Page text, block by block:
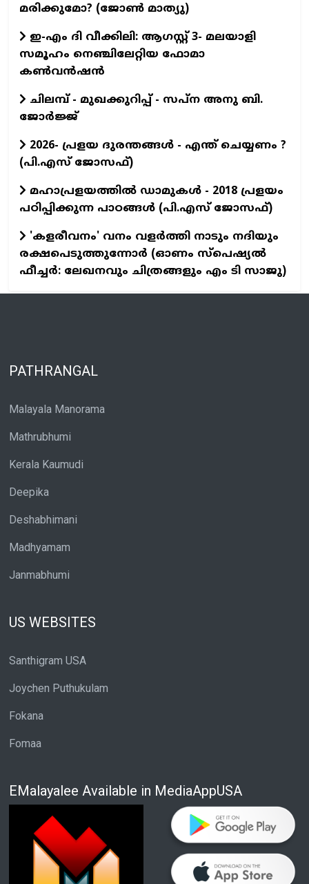
മരിക്കുമോ? (ജോണ്‍ മാത്യു)
ഇ-എം ദി വീക്കിലി: ആഗസ്റ്റ് 3- മലയാളി
സമൂഹം നെഞ്ചിലേറ്റിയ ഫോമാ
കൺവൻഷൻ
ചിലമ്പ് - മുഖക്കുറിപ്പ് - സപ്ന അനു ബി.
ജോർജ്ജ്
2026- പ്രളയ ദുരന്തങ്ങള്‍ - എന്ത് ചെയ്യണം ?
(പി.എസ് ജോസഫ്‌)
മഹാപ്രളയത്തില്‍ ഡാമുകള്‍ - 2018 പ്രളയം
പഠിപ്പിക്കുന്ന പാഠങ്ങള്‍ (പി.എസ് ജോസഫ്‌)
'കളരീവനം' വനം വളര്‍ത്തി നാടും നദിയും
രക്ഷപെടുത്തുന്നോര്‍ (ഓണം സ്പെഷ്യല്‍
ഫീച്ചര്‍: ലേഖനവും ചിത്രങ്ങളും എം ടി സാജു)
PATHRANGAL
Malayala Manorama
Mathrubhumi
Kerala Kaumudi
Deepika
Deshabhimani
Madhyamam
Janmabhumi
US WEBSITES
Santhigram USA
Joychen Puthukulam
Fokana
Fomaa
EMalayalee Available in MediaAppUSA